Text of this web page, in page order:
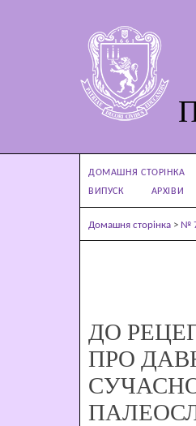
ДОМАШНЯ СТОРІНКА
ВИПУСК
АРХІВИ
Домашня сторінка > №
ДО
ПРО